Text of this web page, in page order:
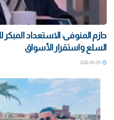
حازم المنوفى: الاستعداد
السلع واستقرار الأسواق